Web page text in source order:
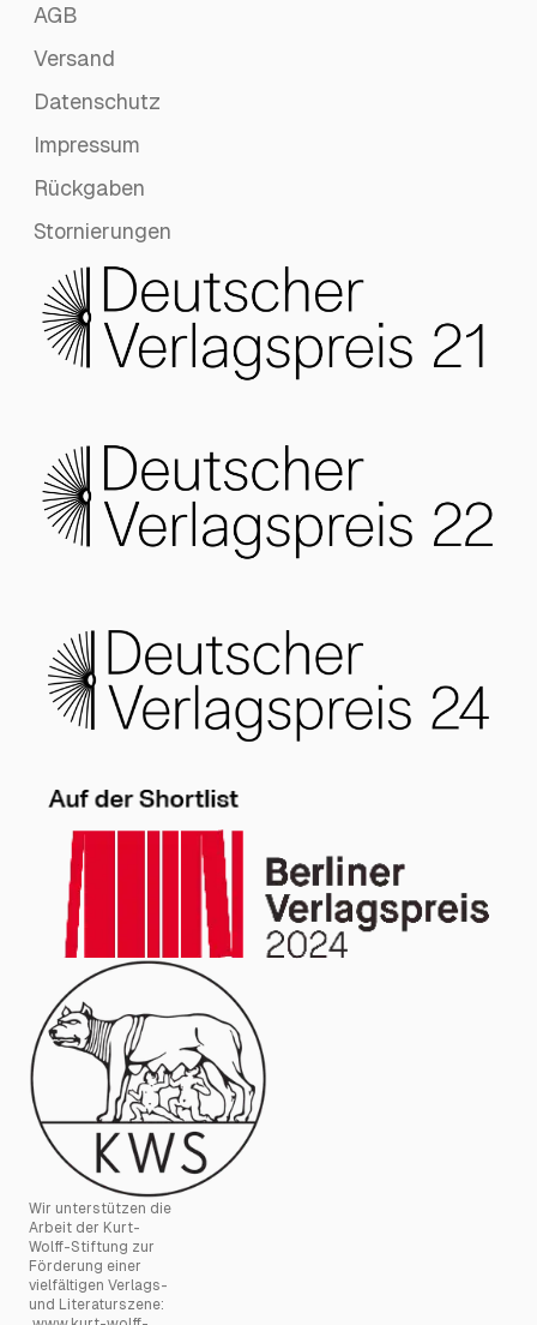
AGB
Versand
Datenschutz
Impressum
Rückgaben
Stornierungen
Wir unterstützen die
Arbeit der Kurt-
Wolff-Stiftung zur
Förderung einer
vielfältigen Verlags-
und Literaturszene: